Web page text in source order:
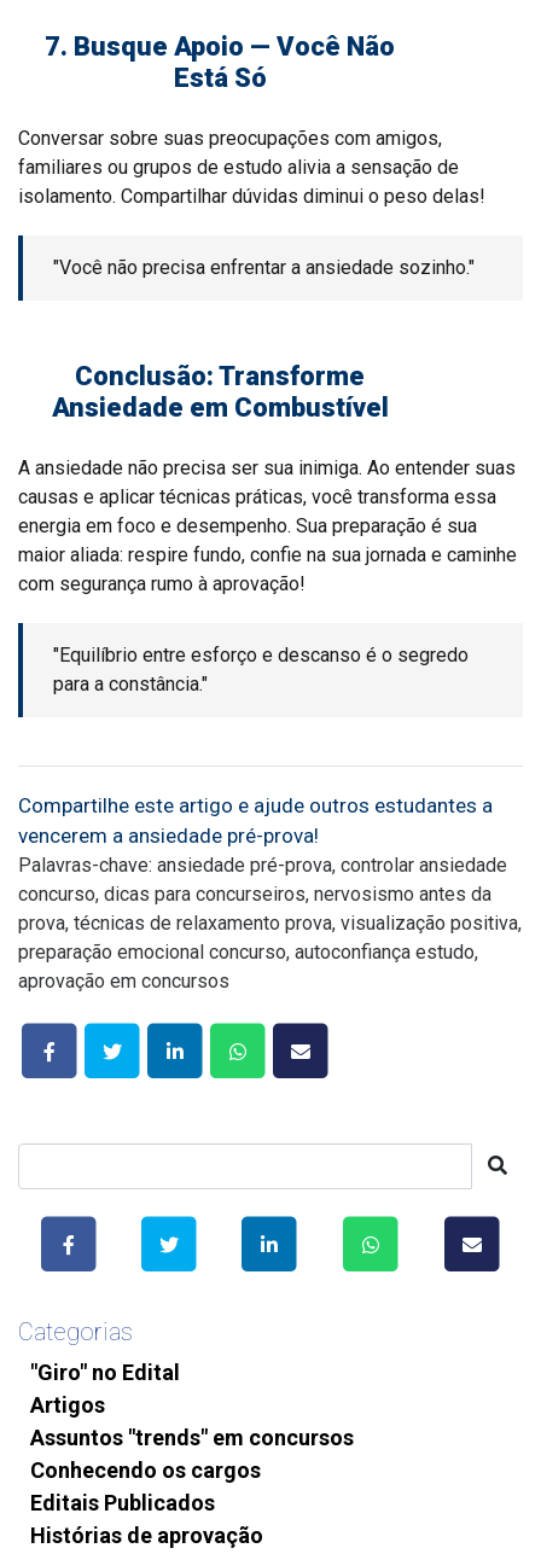
7. Busque Apoio — Você Não
Está Só
Conversar sobre suas preocupações com amigos,
familiares ou grupos de estudo alivia a sensação de
isolamento. Compartilhar dúvidas diminui o peso delas!
"Você não precisa enfrentar a ansiedade sozinho."
Conclusão: Transforme
Ansiedade em Combustível
A ansiedade não precisa ser sua inimiga. Ao entender suas
causas e aplicar técnicas práticas, você transforma essa
energia em foco e desempenho. Sua preparação é sua
maior aliada: respire fundo, confie na sua jornada e caminhe
com segurança rumo à aprovação!
"Equilíbrio entre esforço e descanso é o segredo
para a constância."
Compartilhe este artigo e ajude outros estudantes a
vencerem a ansiedade pré-prova!
Palavras-chave: ansiedade pré-prova, controlar ansiedade
concurso, dicas para concurseiros, nervosismo antes da
prova, técnicas de relaxamento prova, visualização positiva,
preparação emocional concurso, autoconfiança estudo,
aprovação em concursos
Categorias
"Giro" no Edital
Artigos
Assuntos "trends" em concursos
Conhecendo os cargos
Editais Publicados
Histórias de aprovação